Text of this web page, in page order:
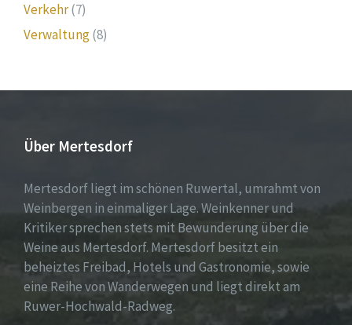
Verkehr(7)
Verwaltung(8)
Über Mertesdorf
Mertesdorf liegt im schönen Ruwertal, umrahmt von
Weinbergen in einmaliger Lage. Weinkenner und
Kritiker sprechen stets mit Bewunderung über die
Weine aus Mertesdorf. Mertesdorf besitzt ein
beheiztes Freibad, Hotels und Gastronomie, sowie
eine Reihe von Wanderwegen und liegt direkt am
Ruwer-Hochwald-Radweg.